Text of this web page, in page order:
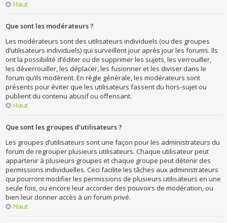
Haut
Que sont les modérateurs ?
Les modérateurs sont des utilisateurs individuels (ou des groupes
d’utilisateurs individuels) qui surveillent jour après jour les forums. Ils
ont la possibilité d’éditer ou de supprimer les sujets, les verrouiller,
les déverrouiller, les déplacer, les fusionner et les diviser dans le
forum qu’ils modèrent. En règle générale, les modérateurs sont
présents pour éviter que les utilisateurs fassent du hors-sujet ou
publient du contenu abusif ou offensant.
Haut
Que sont les groupes d’utilisateurs ?
Les groupes d’utilisateurs sont une façon pour les administrateurs du
forum de regrouper plusieurs utilisateurs. Chaque utilisateur peut
appartenir à plusieurs groupes et chaque groupe peut détenir des
permissions individuelles. Ceci facilite les tâches aux administrateurs
qui pourront modifier les permissions de plusieurs utilisateurs en une
seule fois, ou encore leur accorder des pouvoirs de modération, ou
bien leur donner accès à un forum privé.
Haut